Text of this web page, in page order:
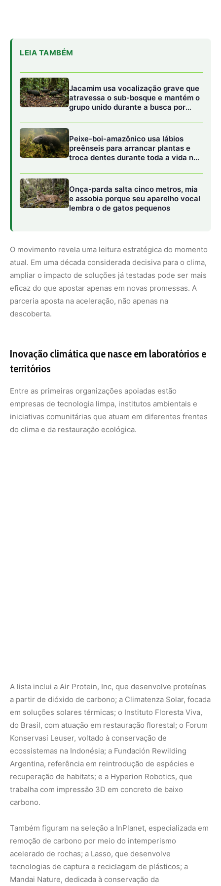
O movimento revela uma leitura estratégica do momento
atual. Em uma década considerada decisiva para o clima,
ampliar o impacto de soluções já testadas pode ser mais
eficaz do que apostar apenas em novas promessas. A
parceria aposta na aceleração, não apenas na
descoberta.
Inovação climática que nasce em laboratórios e
territórios
Entre as primeiras organizações apoiadas estão
iniciativas comunitárias que atuam em diferentes frentes
do clima e da restauração ecológica.
acelerado de rochas; a Lasso, que desenvolve
tecnologias de captura e reciclagem de plásticos; a
Mandai Nature, dedicada à conservação da
biodiversidade; a Mati Carbon, voltada à remoção de
carbono em solos agrícolas; a MERMAID, focada em
monitoramento de recifes de coral; a Asociación
Conservacionista Misión Tiburón, que atua na proteção
de tubarões e ecossistemas marinhos; a Simple Planet,
com inovação em proteínas alternativas; a Snowchange
Cooperative, que integra conhecimento indígena à
alternativas à carne convencional; e a UP Catalyst, que
transforma carbono capturado em materiais avançados.
O conjunto das organizações revela um mosaico de